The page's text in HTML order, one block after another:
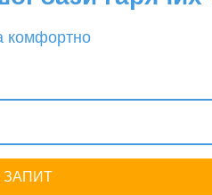
комфортно
ЗАПИТ